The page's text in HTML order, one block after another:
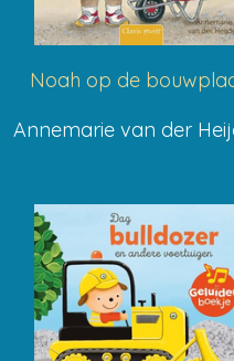
Noah op de
Annemarie van der